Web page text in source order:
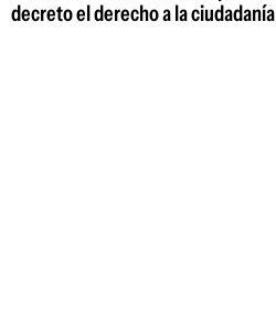
decreto el derecho a la